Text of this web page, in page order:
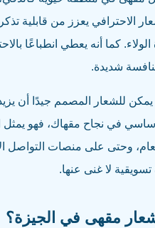
الاحترافي يعزز من قابلية
كما أنه يعطي انطباعًا
شديدة.
للشعار المصمم جيدًا أن
أساسي في نجاح مقهاك، فهو
وحتى على منصات التواصل
تسويقية لا غنى عنها.
مقهى في الجيزة؟